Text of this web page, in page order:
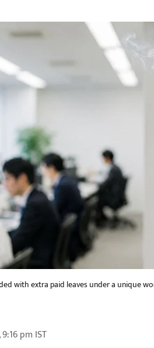
with extra paid leaves under a unique
pm IST